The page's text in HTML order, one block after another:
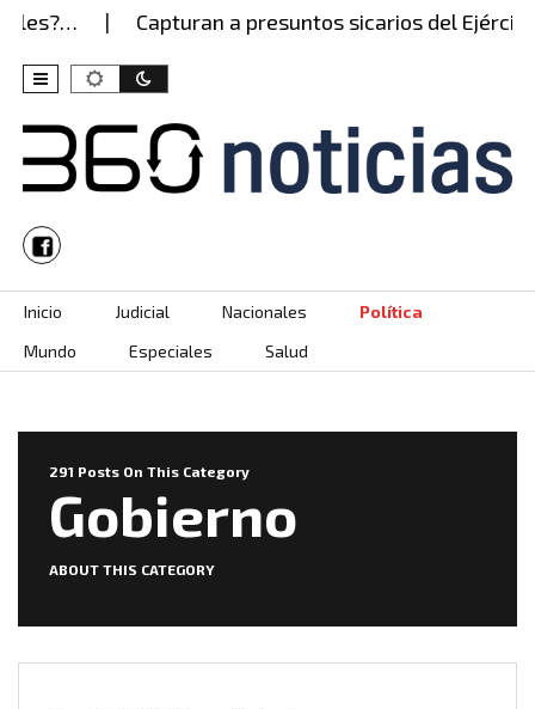
Capturan a presuntos sicarios del Ejército
Skip to content
Inicio Judicial Nacionales
Política
Mundo
Especiales Salud
291 Posts On This Category
Gobierno
ABOUT THIS CATEGORY